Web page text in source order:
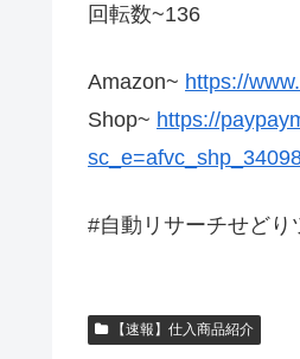
回転数~136
Amazon~ https://
Shop~ https://
#自動リサーチせどり
【速報】仕入商品紹介